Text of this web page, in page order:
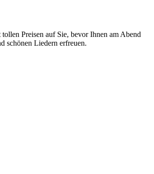
Preisen auf Sie, bevor Ihnen am Abend
schönen Liedern erfreuen.